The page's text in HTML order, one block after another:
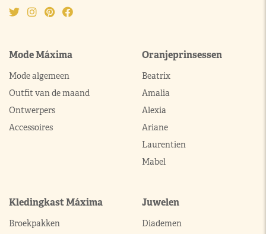
Mode Máxima
Mode algemeen
Outfit van de maand
Ontwerpers
Accessoires
Oranjeprinsessen
Beatrix
Amalia
Alexia
Ariane
Laurentien
Mabel
Kledingkast Máxima
Broekpakken
Juwelen
Diademen